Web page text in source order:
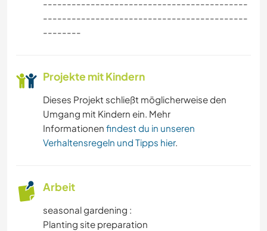
-------------------------------------------
-------------------------------------------
--------
Projekte mit Kindern
Dieses Projekt schließt möglicherweise den
Umgang mit Kindern ein. Mehr
Informationen findest du in unseren
Verhaltensregeln und Tipps hier.
Arbeit
seasonal gardening :
Planting site preparation